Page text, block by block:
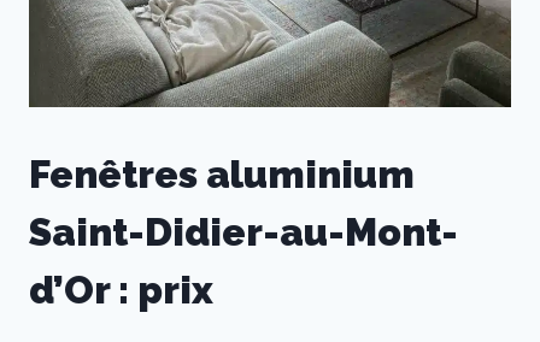
Fenêtres aluminium
Saint-Didier-au-Mont-
d’Or : prix